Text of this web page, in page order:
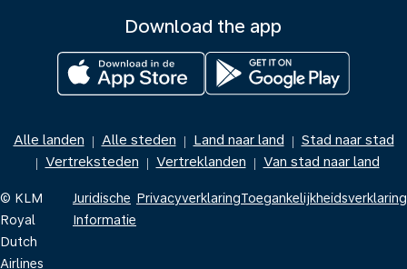
Download the app
Alle landen | Alle steden | Land naar land | Stad naar stad
| Vertreksteden | Vertreklanden | Van stad naar land
© KLM
Royal
Dutch
Airlines
Juridische
Informatie
PrivacyverklaringToegankelijkheidsverklaring